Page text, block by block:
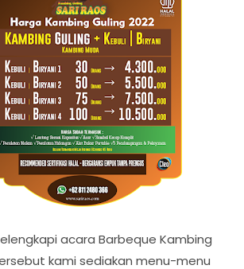
acara Barbeque Kambing
kami sediakan menu-menu